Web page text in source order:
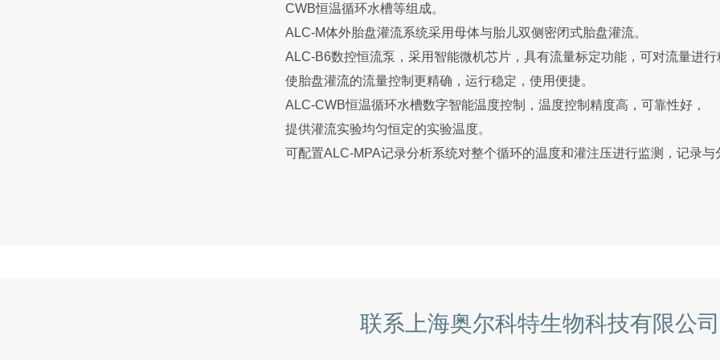
CWB恒温循环水槽等组成。
ALC-M体外胎盘灌流系统采用母体与胎儿双侧密闭式胎盘灌流。
ALC-B6数控恒流泵，采用智能微机芯片，具有流量标定功能，可对流量进行
使胎盘灌流的流量控制更精确，运行稳定，使用便捷。
ALC-CWB恒温循环水槽数字智能温度控制，温度控制精度高，可靠性好，
提供灌流实验均匀恒定的实验温度。
可配置ALC-MPA记录分析系统对整个循环的温度和灌注压进行监测，记录与
联系上海奥尔科特生物科技有限公司